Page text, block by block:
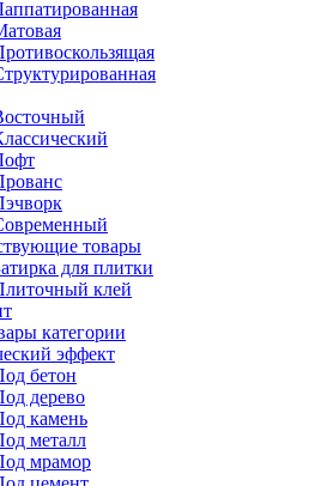
товары
для плитки
клей
категории
эффект
бетон
дерево
камень
металл
мрамор